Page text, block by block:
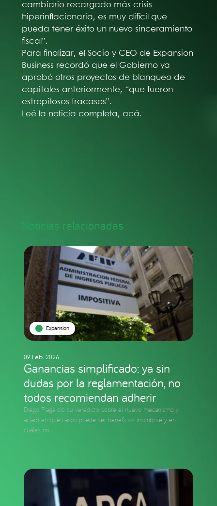
cambiario recargado más crisis
hiperinflacionaria, es muy difícil que
pueda tener éxito un nuevo sinceramiento
fiscal”.
Para finalizar, el Socio y CEO de Expansion
Business recordó que el Gobierno ya
aprobó otros proyectos de blanqueo de
capitales anteriormente, “que fueron
estrepitosos fracasos”.
Leé la noticia completa, acá.
Noticias relacionadas
Expansion
09 Feb. 2026
Ganancias simplificado: ya sin
dudas por la reglamentación, no
todos recomiendan adherir
Diego Fraga dio su veredicto sobre el nuevo mecanismo y
aclaró en qué casos puede ser beneficios inscribirse y en
cuáles no